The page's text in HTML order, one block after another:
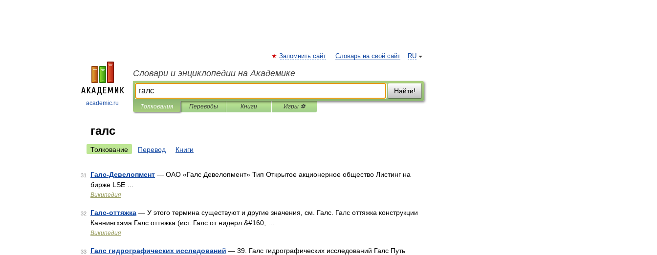
academic.ru
RU
Запомнить сайт Словарь на свой сайт
Словари и энциклопедии на Академике
Найти!
Толкования Переводы Книги Игры ⚽
галс
Толкование Перевод Книги
31 Галс-Девелопмент — ОАО «Галс Девелопмент» Тип Открытое акционерное общество Листинг на
бирже LSE …
Википедия
32 Галс-оттяжка — У этого термина существуют и другие значения, см. Галс. Галс оттяжка конструкции
Каннингхэма Галс оттяжка (ист. Галс от нидерл.&#160; …
Википедия
33 Галс гидрографических исследований — 39. Галс гидрографических исследований Галс Путь